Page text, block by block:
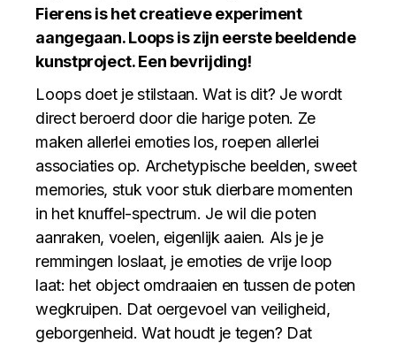
Fierens is het creatieve experiment
aangegaan. Loops is zijn eerste beeldende
kunstproject. Een bevrijding!
Loops doet je stilstaan. Wat is dit? Je wordt
direct beroerd door die harige poten. Ze
maken allerlei emoties los, roepen allerlei
associaties op. Archetypische beelden, sweet
memories, stuk voor stuk dierbare momenten
in het knuffel-spectrum. Je wil die poten
aanraken, voelen, eigenlijk aaien. Als je je
remmingen loslaat, je emoties de vrije loop
laat: het object omdraaien en tussen de poten
wegkruipen. Dat oergevoel van veiligheid,
geborgenheid. Wat houdt je tegen? Dat